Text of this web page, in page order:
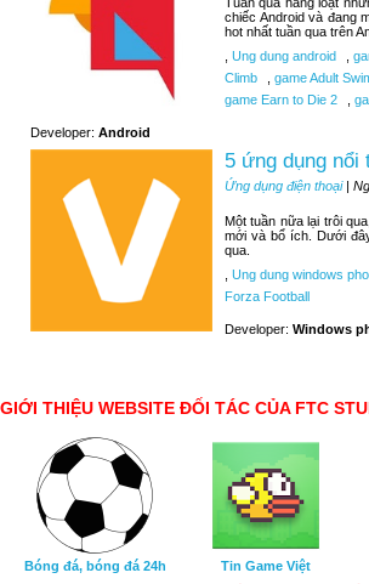
chiếc Android và đang
hot nhất tuần qua trên
Ung dung android
Climb
game Adult
game Earn to Die 2
Developer: Android
5 ứng dụng nổi
Ứng dụng điện thoại|
Một tuần nữa lại trôi
mới và bổ ích. Dưới
qua.
Ung dung windows
Forza Football
Developer: Windows
GIỚI THIỆU WEBSITE ĐỐI TÁC CỦA FTC
Bóng đá, bóng đá 24h Tin Game Việt